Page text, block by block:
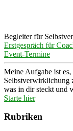
Begleiter für
Erstgespräch für
Event-Termine
Meine Aufgabe ist
Selbstverwirklichung
was in dir steckt und
Starte hier
Rubriken